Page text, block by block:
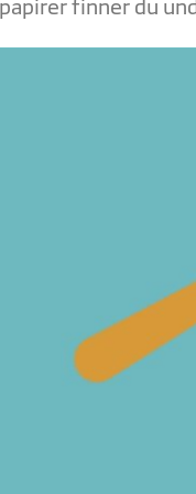
finner du